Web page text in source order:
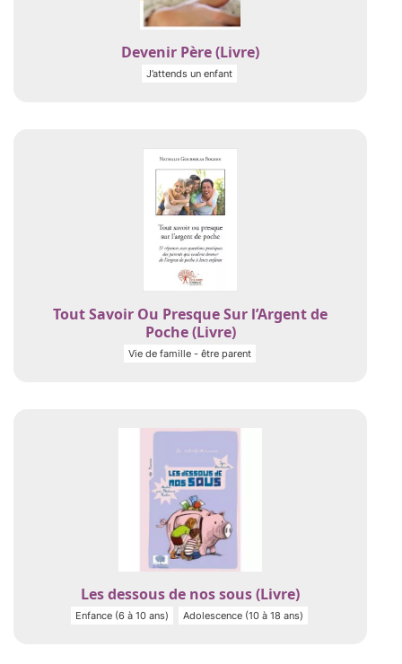
Devenir Père (Livre)
J’attends un enfant
Tout Savoir Ou Presque Sur l’Argent de
Poche (Livre)
Vie de famille - être parent
Les dessous de nos sous (Livre)
Enfance (6 à 10 ans) Adolescence (10 à 18 ans)